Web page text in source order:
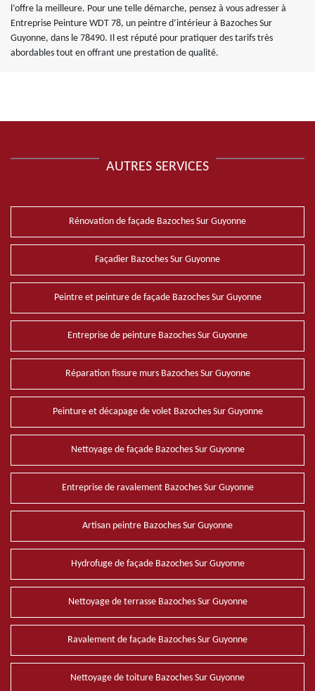
l’offre la meilleure. Pour une telle démarche, pensez à vous adresser à
Entreprise Peinture WDT 78, un peintre d’intérieur à Bazoches Sur
Guyonne, dans le 78490. Il est réputé pour pratiquer des tarifs très
abordables tout en offrant une prestation de qualité.
AUTRES SERVICES
Rénovation de façade Bazoches Sur Guyonne
Façadier Bazoches Sur Guyonne
Peintre et peinture de façade Bazoches Sur Guyonne
Entreprise de peinture Bazoches Sur Guyonne
Réparation fissure murs Bazoches Sur Guyonne
Peinture et décapage de volet Bazoches Sur Guyonne
Nettoyage de façade Bazoches Sur Guyonne
Entreprise de ravalement Bazoches Sur Guyonne
Artisan peintre Bazoches Sur Guyonne
Hydrofuge de façade Bazoches Sur Guyonne
Nettoyage de terrasse Bazoches Sur Guyonne
Ravalement de façade Bazoches Sur Guyonne
Nettoyage de toiture Bazoches Sur Guyonne